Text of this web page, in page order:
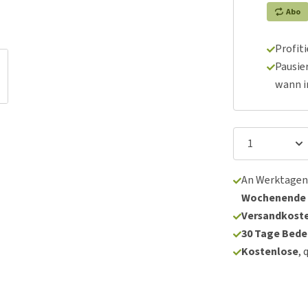
Abo
wann
An
Wochenende
30 Tage
Kostenlose,